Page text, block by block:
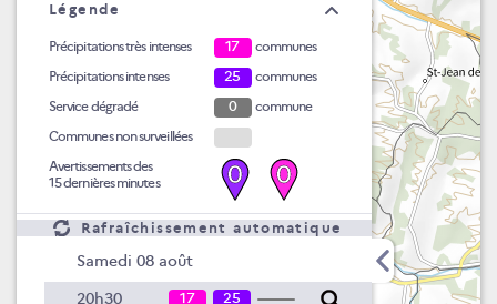
Légende
Précipitations très intenses 17
communes
Précipitations intenses
25
communes
Service dégradé
0
commune
Communes non surveillées
Avertissements des
15 dernières minutes
0 0
Rafraîchissement automatique
Samedi 08 août
20h30 17 25